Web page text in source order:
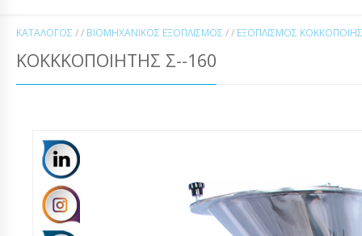
ΚΑΤΆΛΟΓΟΣ / / ΒΙΟΜΗΧΑΝΙΚΌΣ ΕΞΟΠΛΙΣΜΌΣ / / ΕΞΟΠΛΙΣΜΌΣ
ΚΟΚΚΚΟΠΟΙΉΤΗΣ Σ--160